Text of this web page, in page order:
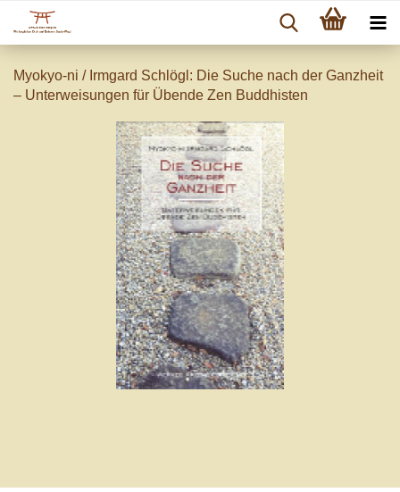
Myokyo-ni / Irmgard Schlögl: Die Suche nach der Ganzheit
– Unterweisungen für Übende Zen Buddhisten